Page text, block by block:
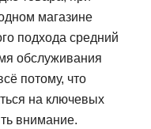
магазине
подхода средний
обслуживания
потому, что
на ключевых
внимание.
19 отзывов